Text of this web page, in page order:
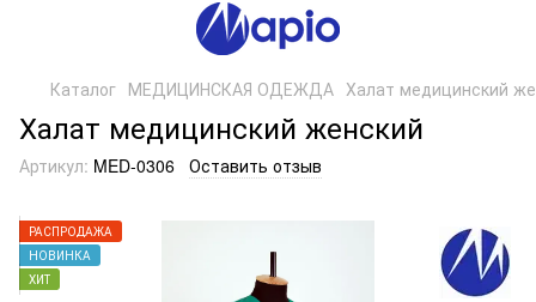
Каталог МЕДИЦИНСКАЯ ОДЕЖДА Халат медицинский
Халат медицинский женский
Артикул: MED-0306 Оставить отзыв
РАСПРОДАЖА
НОВИНКА
ХИТ